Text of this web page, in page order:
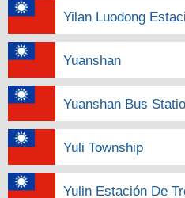
Yilan Luodong
Yuanshan
Yuanshan Bus
Yuli Township
Yulin Estación De